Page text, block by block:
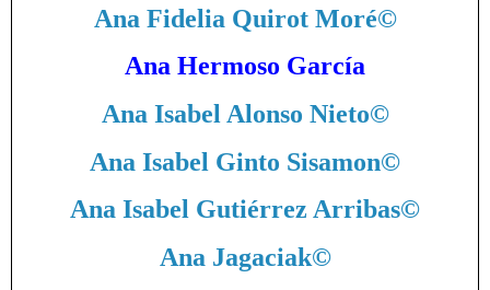
Ana Fidelia Quirot Moré©
Ana Hermoso García
Ana Isabel Alonso Nieto©
Ana Isabel Ginto Sisamon©
Ana Isabel Gutiérrez Arribas©
Ana Jagaciak©